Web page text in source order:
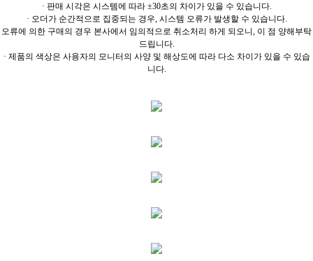
· 판매 시각은 시스템에 따라 ±30초의 차이가 있을 수 있습니다.
· 오더가 순간적으로 집중되는 경우, 시스템 오류가 발생할 수 있습니다.
오류에 의한 구매의 경우 본사에서 임의적으로 취소처리 하게 되오니, 이 점 양해부탁
드립니다.
· 제품의 색상은 사용자의 모니터의 사양 및 해상도에 따라 다소 차이가 있을 수 있습
니다.